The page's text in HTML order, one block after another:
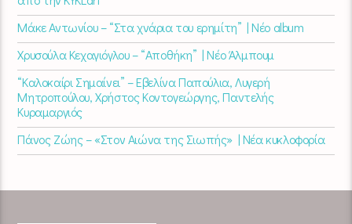
Μάκε Αντωνίου – “Στα χνάρια του ερημίτη” | Νέο album
Χρυσούλα Κεχαγιόγλου – “Αποθήκη” | Νέο Άλμπουμ
“Καλοκαίρι Σημαίνει” – Εβελίνα Παπούλια, Λυγερή
Μητροπούλου, Χρήστος Κοντογεώργης, Παντελής
Κυραμαργιός
Πάνος Ζώης – «Στον Αιώνα της Σιωπής» | Νέα κυκλοφορία